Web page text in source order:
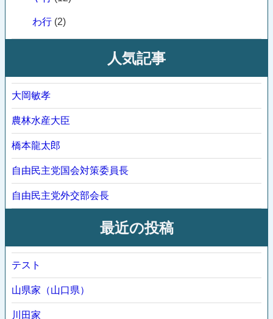
わ行 (2)
人気記事
大岡敏孝
農林水産大臣
橋本龍太郎
自由民主党国会対策委員長
自由民主党外交部会長
最近の投稿
テスト
山県家（山口県）
川田家